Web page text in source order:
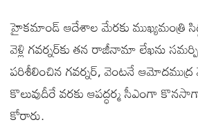
హైకమాండ్ ఆదేశాల మేరకు ముఖ్యమంత్రి
వెళ్లి గవర్నర్‌కు తన రాజీనామా లేఖను
పరిశీలించిన గవర్నర్, వెంటనే ఆమోదముద్ర
కొలువుదీరే వరకు ఆపద్ధర్మ సీఎంగా
కోరారు.